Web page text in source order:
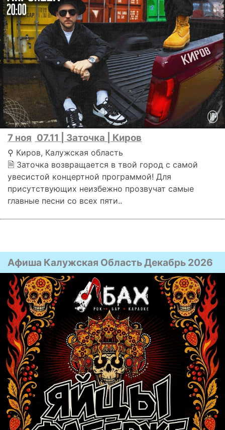
7 ноя 07.11 | Заточка | Киров
⚲ Киров, Калужская область
🗎 Заточка возвращается в твой город с самой
увесистой концертной программой! Для
присутствующих неизбежно прозвучат самые
главные песни со всех пяти..
Афиша Калужская Область Декабрь 2026